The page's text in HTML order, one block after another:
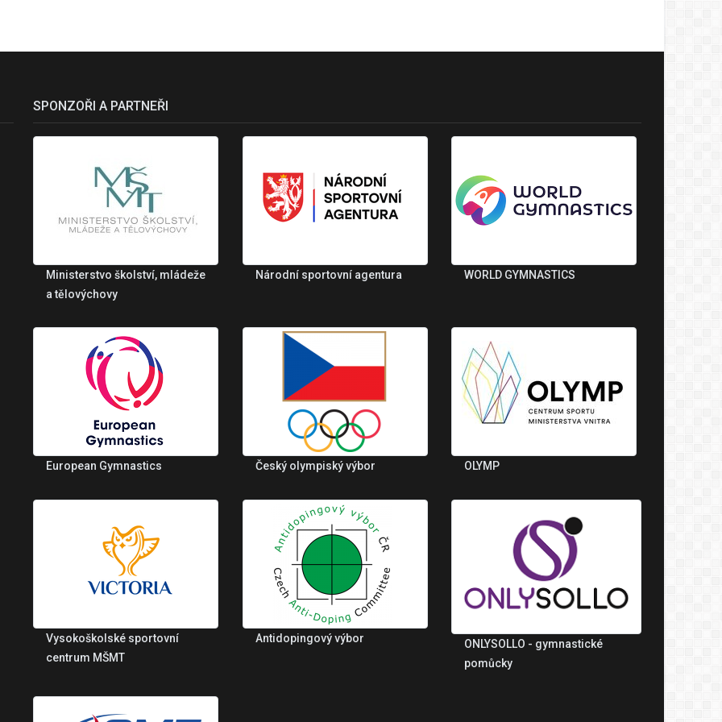
SPONZOŘI A PARTNEŘI
Ministerstvo školství, mládeže
a tělovýchovy
Národní sportovní agentura WORLD GYMNASTICS
European Gymnastics Český olympiský výbor OLYMP
Vysokoškolské sportovní
centrum MŠMT
Antidopingový výbor
ONLYSOLLO - gymnastické
pomůcky